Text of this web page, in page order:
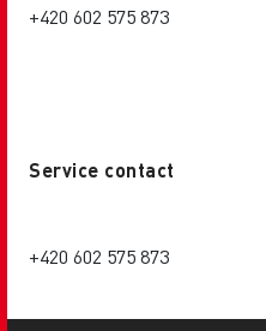
+420 602 575 873
Service contact
+420 602 575 873